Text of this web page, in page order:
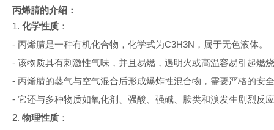
丙烯腈的介绍：
1. 化学性质 ：
- 丙烯腈是一种有机化合物，化学式为C3H3N ，属于无色液体。
- 该物质具有刺激性气味，并且易燃，遇明火或高温容易引起燃
- 丙烯腈的蒸气与空气混合后形成爆炸性混合物，需要严格的安
- 它还与多种物质如氧化剂、强酸、强碱、胺类和溴发生剧烈反
2. 物理性质 ：